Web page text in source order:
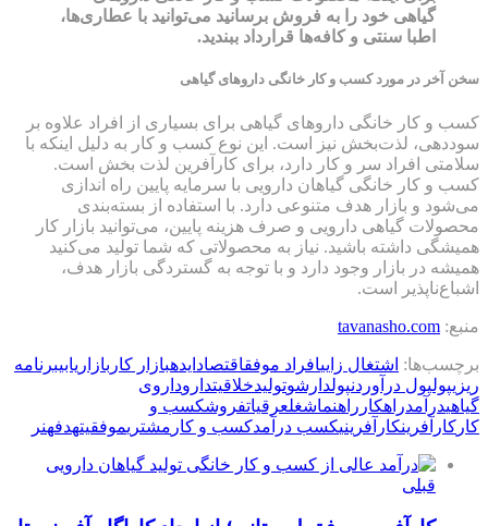
گیاهی خود را به فروش برسانید می‌توانید با عطاری‌ها،
اطبا سنتی و کافه‌ها قرارداد ببندید.
سخن آخر در مورد کسب و کار خانگی داروهای گیاهی
کسب و کار خانگی داروهای گیاهی برای بسیاری از افراد علاوه بر
سوددهی، لذت‌بخش نیز است. این نوع کسب و کار به دلیل اینکه با
سلامتی افراد سر و کار دارد، برای کارآفرین لذت بخش است.
کسب و کار خانگی گیاهان دارویی با سرمایه پایین راه اندازی
می‌شود و بازار هدف متنوعی دارد. با استفاده از بسته‌بندی
محصولات گیاهی دارویی و صرف هزینه پایین، می‌توانید بازار کار
همیشگی داشته باشید. نیاز به محصولاتی که شما تولید می‌کنید
همیشه در بازار وجود دارد و با توجه به گستردگی بازار هدف،
اشباع‌ناپذیر است.
منبع: tavanasho.com
برچسب‌ها: اشتغال زاییافراد موفقاقتصاد ایدهبازار کار بازاریابیبرنامه
ریزیپولپول درآوردنپولدارشوتولیدخلاقیتداروداروی
گیاهیدرآمدراهکار راهنماشغلعرقیاتفروشكسب و
كار کارآفرینکارآفرینیکسب درآمدکسب و کار مشتریموفقیتهدفهنر
قبلی